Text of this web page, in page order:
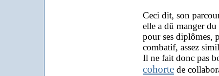
Ceci dit, son
elle a dû manger
pour ses diplômes,
combatif, assez
Il ne fait donc pas
cohorte de